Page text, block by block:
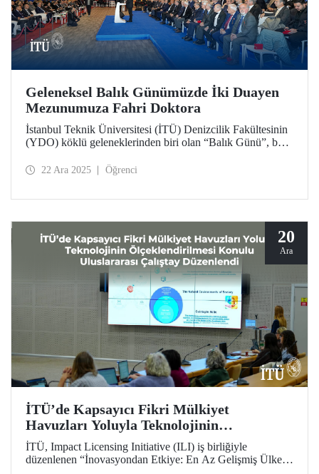
Geleneksel Balık Günümüzde İki Duayen
Mezunumuza Fahri Doktora
İstanbul Teknik Üniversitesi (İTÜ) Denizcilik Fakültesinin
(YDO) köklü geleneklerinden biri olan “Balık Günü”, bu
gerçekleşen denizcilik camiasının bu büyük buluşmasında,
22 Ara 2025 Öğrenci
20
Ara
İTÜ’de Kapsayıcı Fikri Mülkiyet
Havuzları Yoluyla Teknolojinin
Ölçeklendirilmesi Konulu Uluslararası
Çalıştay Düzenlendi
İTÜ, Impact Licensing Initiative (ILI) iş birliğiyle
düzenlenen “İnovasyondan Etkiye: En Az Gelişmiş Ülkeler